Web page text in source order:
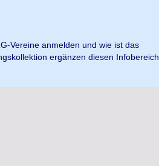
Vereine anmelden und wie ist das
ergänzen diesen Infobereich.